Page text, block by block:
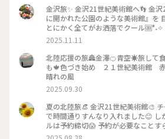
金沢旅✨ 金沢21世紀美術館へ👣 金
に開かれた公園のような美術館』を
とにかく全てがお洒落でクール
2 文字の可能性』を鑑賞。 現代ア
の表現に 焦点を当てて、文字が持つ
書、陶芸、映像など 様々な形式の作
す。 文字に関して多角的な視点から
う見方もあるんだ！と とても興味深
『SIDE CORE Living road, Living
るための場所』も鑑賞。 これは、ア
展覧会で、 「道」や「移動」をテー
ャーの視点から 「異なる場所をつな
の場所」を 美術館の中に創出するこ
様々な角度から道や移動を見ている
2025.11.11
北陸応援の旅🏯金澤🍊青空☀️旅して
も🍁色づき始め ２１世紀美術館
晴れの風
2025.09.30
夏の北陸旅👒 金沢21世紀美術館🎨‎ チケット事前予約のおかげ
で時間通りすんなり入れました😊 し
ルは予約締切😱 予約が必要なことす
カリ💧 そうですよね、人気の美術